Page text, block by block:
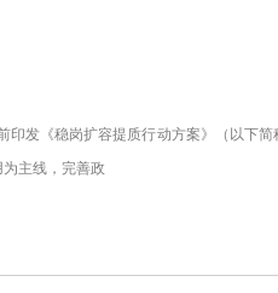
发《稳岗扩容提质行动方案》（以下简
主线，完善政